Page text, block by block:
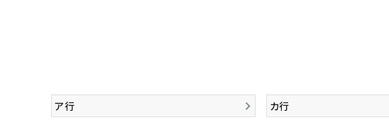
カテゴリーから探す
ア行
カ行